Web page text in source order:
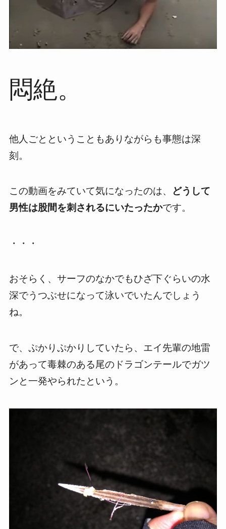
悶絶。
他人ごとということもありながらも事態は深
刻。
この動画をみていて気になったのは、
どうして
男性は股間を刺されるにいたったかです。
・・・
おそらく、サーフのなかでもひざ下ぐらいの水
深でうつぶせになって泳いでいたんでしょう
ね。
で、ぷかりぷかりしていたら、エイ先輩の地雷
があって毒棘のある尾のドラゴンテールでガツ
ンと一発やられたという。